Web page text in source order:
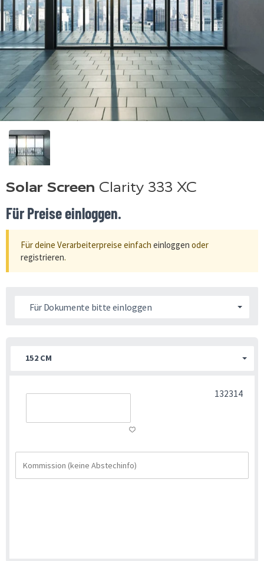
Solar Screen Clarity 333 XC
Für Preise einloggen.
Für deine Verarbeiterpreise einfach einloggen oder
registrieren.
Für Dokumente bitte einloggen
152 CM
132314